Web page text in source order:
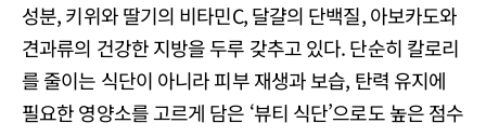
성분, 키위와 딸기의 비타민C, 달걀의 단백질, 아보카도와
견과류의 건강한 지방을 두루 갖추고 있다. 단순히 칼로리
를 줄이는 식단이 아니라 피부 재생과 보습, 탄력 유지에
필요한 영양소를 고르게 담은 ‘뷰티 식단’으로도 높은 점수